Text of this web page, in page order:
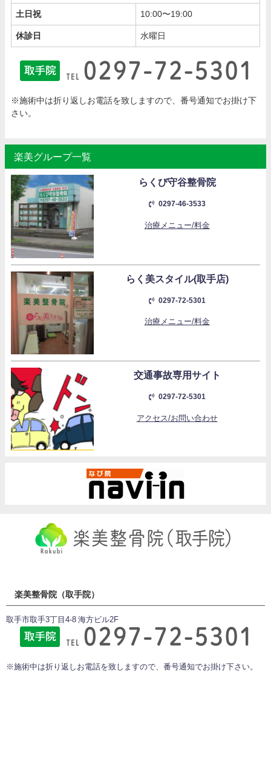
土日祝 10:00〜19:00
休診日 水曜日
※施術中は折り返しお電話を致しますので、番号通知でお掛け下
さい。
楽美グループ一覧
らくび守谷整骨院
0297-46-3533
治療メニュー/料金
らく美スタイル(取手店)
0297-72-5301
治療メニュー/料金
交通事故専用サイト
0297-72-5301
アクセス/お問い合わせ
楽美整骨院（取手院）
取手市取手3丁目4-8 海方ビル2F
※施術中は折り返しお電話を致しますので、番号通知でお掛け下さい。